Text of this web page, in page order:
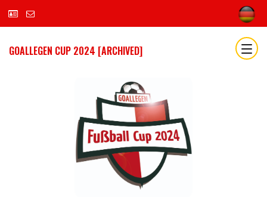
GOALLEGEN CUP 2024 [ARCHIVED]